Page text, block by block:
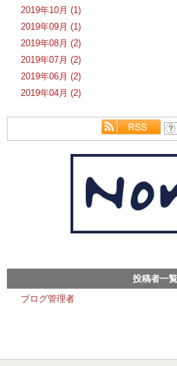
2019年10月 (1)
2019年09月 (1)
2019年08月 (2)
2019年07月 (2)
2019年06月 (2)
2019年04月 (2)
投稿者一覧
ブログ管理者